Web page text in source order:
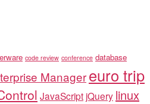
code review conference database
Managereuro trip
JavaScript jQuery linux